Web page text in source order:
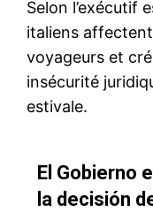
Insight
Nous contacter
Formules